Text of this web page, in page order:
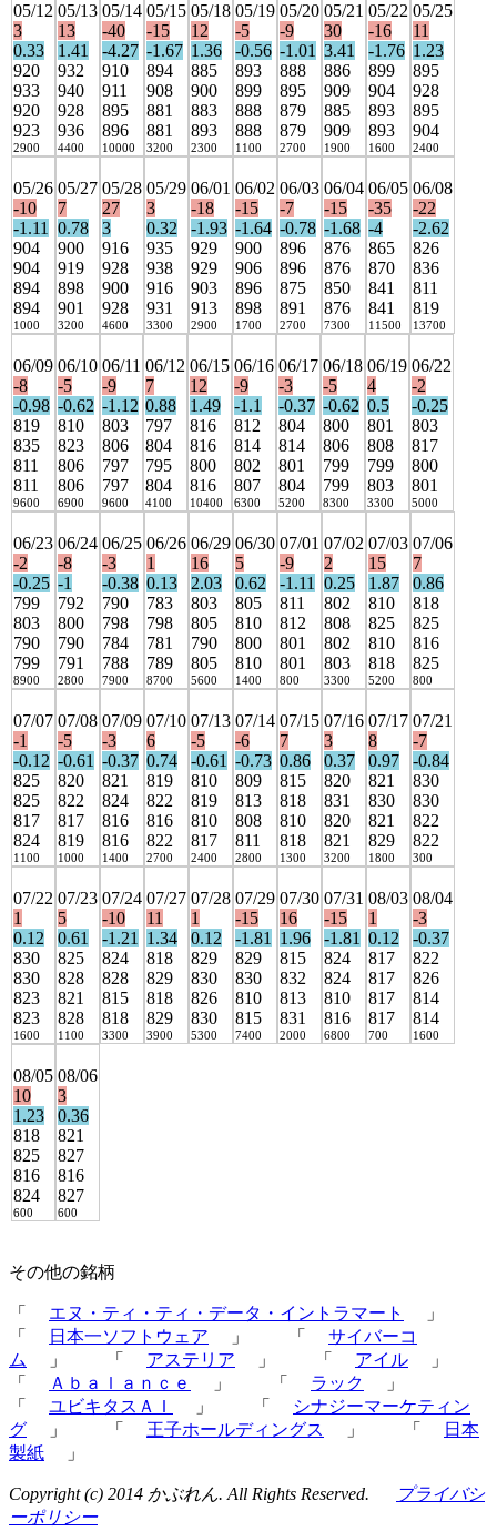
05/12
3
0.33
920
933
920
923
2900
05/13
13
1.41
932
940
928
936
4400
05/14
-40
-4.27
910
911
895
896
10000
05/15
-15
-1.67
894
908
881
881
3200
05/18
12
1.36
885
900
883
893
2300
05/19
-5
-0.56
893
899
888
888
1100
05/20
-9
-1.01
888
895
879
879
2700
05/21
30
3.41
886
909
885
909
1900
05/22
-16
-1.76
899
904
893
893
1600
05/25
11
1.23
895
928
895
904
2400
05/26
-10
-1.11
904
904
894
894
1000
05/27
7
0.78
900
919
898
901
3200
05/28
27
3
916
928
900
928
4600
05/29
3
0.32
935
938
916
931
3300
06/01
-18
-1.93
929
929
903
913
2900
06/02
-15
-1.64
900
906
896
898
1700
06/03
-7
-0.78
896
896
875
891
2700
06/04
-15
-1.68
876
876
850
876
7300
06/05
-35
-4
865
870
841
841
11500
06/08
-22
-2.62
826
836
811
819
13700
06/09
-8
-0.98
819
835
811
811
9600
06/10
-5
-0.62
810
823
806
806
6900
06/11
-9
-1.12
803
806
797
797
9600
06/12
7
0.88
797
804
795
804
4100
06/15
12
1.49
816
816
800
816
10400
06/16
-9
-1.1
812
814
802
807
6300
06/17
-3
-0.37
804
814
801
804
5200
06/18
-5
-0.62
800
806
799
799
8300
06/19
4
0.5
801
808
799
803
3300
06/22
-2
-0.25
803
817
800
801
5000
06/23
-2
-0.25
799
803
790
799
8900
06/24
-8
-1
792
800
790
791
2800
06/25
-3
-0.38
790
798
784
788
7900
06/26
1
0.13
783
798
781
789
8700
06/29
16
2.03
803
805
790
805
5600
06/30
5
0.62
805
810
800
810
1400
07/01
-9
-1.11
811
812
801
801
800
07/02
2
0.25
802
808
802
803
3300
07/03
15
1.87
810
825
810
818
5200
07/06
7
0.86
818
825
816
825
800
07/07
-1
-0.12
825
825
817
824
1100
07/08
-5
-0.61
820
822
817
819
1000
07/09
-3
-0.37
821
824
816
816
1400
07/10
6
0.74
819
822
816
822
2700
07/13
-5
-0.61
810
819
810
817
2400
07/14
-6
-0.73
809
813
808
811
2800
07/15
7
0.86
815
818
810
818
1300
07/16
3
0.37
820
831
820
821
3200
07/17
8
0.97
821
830
821
829
1800
07/21
-7
-0.84
830
830
822
822
300
07/22
1
0.12
830
830
823
823
1600
07/23
5
0.61
825
828
821
828
1100
07/24
-10
-1.21
824
828
815
818
3300
07/27
11
1.34
818
829
818
829
3900
07/28
1
0.12
829
830
826
830
5300
07/29
-15
-1.81
829
830
810
815
7400
07/30
16
1.96
815
832
813
831
2000
07/31
-15
-1.81
824
824
810
816
6800
08/03
1
0.12
817
817
817
817
700
08/04
-3
-0.37
822
826
814
814
1600
08/05
10
1.23
818
825
816
824
600
08/06
3
0.36
821
827
816
827
600
その他の銘柄
「 エヌ・ティ・ティ・データ・イントラマート
」
「
日本一ソフトウェア 」 「
サイバーコ
ム
」 「 アステリア 」 「 アイル
」
「
Ａｂａｌａｎｃｅ 」 「 ラック
」
「
ユビキタスＡＩ 」 「
シナジーマーケティン
グ
」 「 王子ホールディングス 」 「
日本
製紙
」
Copyright (c) 2014 かぶれん. All Rights Reserved.
プライバシ
ーポリシー